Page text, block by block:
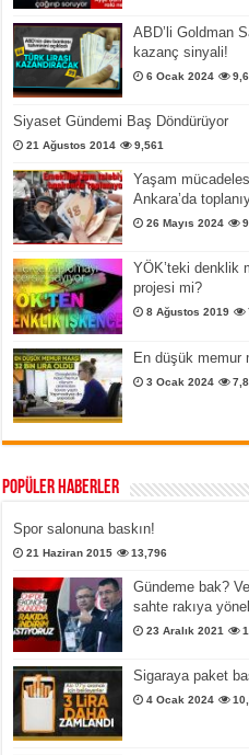
ABD’li Goldman
kazanç sinyali!
6 Ocak 2024
Siyaset Gündemi Baş Döndürüyor
21 Ağustos 2014 9,561
Yaşam
Ankara’da
26 Mayıs 2024
YÖK’teki denklik
projesi mi?
8 Ağustos 2019
En düşük memur
3 Ocak 2024
Popüler Haberler
Spor salonuna baskın!
21 Haziran 2015 13,796
Gündeme bak?
sahte rakıya
23 Aralık 2021
Sigaraya paket
4 Ocak 2024